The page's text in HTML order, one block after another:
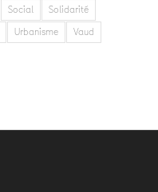
Social
Solidarité
Urbanisme
Vaud